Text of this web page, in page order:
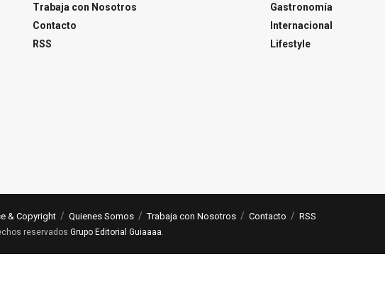
Trabaja con Nosotros
Contacto
RSS
Gastronomía
Internacional
Lifestyle
& Copyright Quienes Somos Trabaja con Nosotros Contacto RSS
reservados Grupo Editorial Guiaaaa